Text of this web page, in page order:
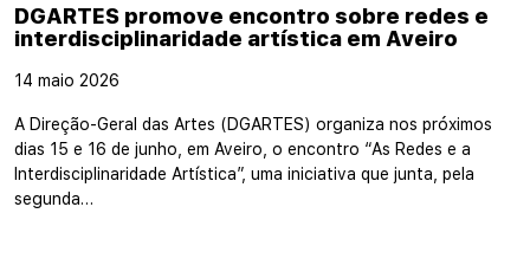
DGARTES promove encontro sobre redes e
interdisciplinaridade artística em Aveiro
14 maio 2026
A Direção-Geral das Artes (DGARTES) organiza nos próximos
dias 15 e 16 de junho, em Aveiro, o encontro “As Redes e a
Interdisciplinaridade Artística”, uma iniciativa que junta, pela
segunda…